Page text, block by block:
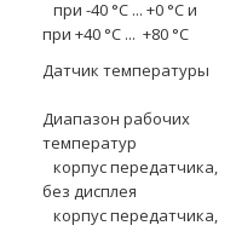
при -40 °C ... +0 °C и
при +40 °C ... +80 °C
Датчик температуры
Диапазон рабочих
температур
корпус передатчика,
без дисплея
корпус передатчика,